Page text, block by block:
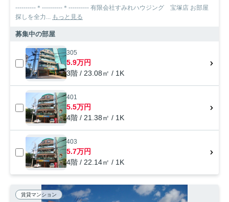
----------＊----------＊---------- 有限会社すみれハウジング 宝塚店 お部屋
探しを全力... もっと見る
募集中の部屋
305
5.9万円
3階 / 23.08㎡ / 1K
401
5.5万円
4階 / 21.38㎡ / 1K
403
5.7万円
4階 / 22.14㎡ / 1K
賃貸マンション